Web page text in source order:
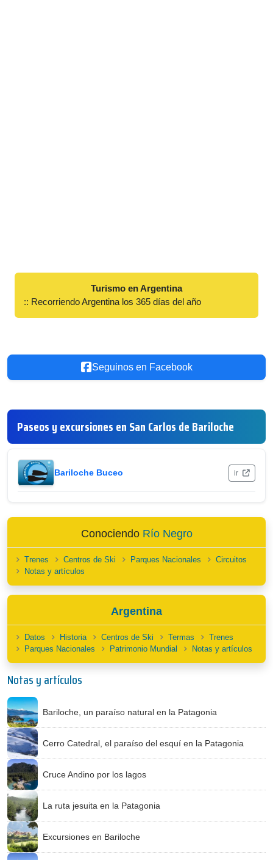
Turismo en Argentina
:: Recorriendo Argentina los 365 días del año
Seguinos en Facebook
Paseos y excursiones en San Carlos de Bariloche
Bariloche Buceo ir
Conociendo Río Negro
Trenes Centros de Ski Parques Nacionales
Circuitos
Notas y artículos
Argentina
Datos Historia Centros de Ski Termas
Trenes
Parques Nacionales
Patrimonio Mundial Notas y artículos
Notas y artículos
Bariloche, un paraíso natural en la Patagonia
Cerro Catedral, el paraíso del esquí en la Patagonia
Cruce Andino por los lagos
La ruta jesuita en la Patagonia
Excursiones en Bariloche